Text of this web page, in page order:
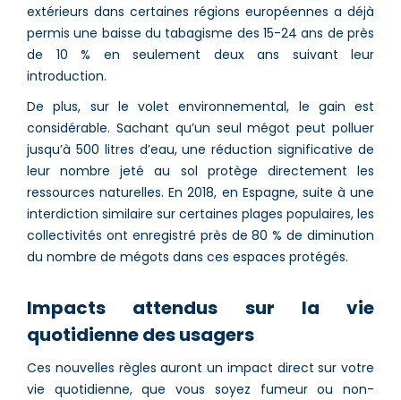
extérieurs dans certaines régions européennes a déjà
permis une baisse du tabagisme des 15-24 ans de près
de 10 % en seulement deux ans suivant leur
introduction.
De plus, sur le volet environnemental, le gain est
considérable. Sachant qu’un seul mégot peut polluer
jusqu’à 500 litres d’eau, une réduction significative de
leur nombre jeté au sol protège directement les
ressources naturelles. En 2018, en Espagne, suite à une
interdiction similaire sur certaines plages populaires, les
collectivités ont enregistré près de 80 % de diminution
du nombre de mégots dans ces espaces protégés.
Impacts attendus sur la vie
quotidienne des usagers
Ces nouvelles règles auront un impact direct sur votre
vie quotidienne, que vous soyez fumeur ou non-